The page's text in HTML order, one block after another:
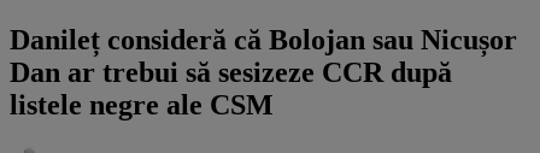
Danileț consideră că Bolojan sau Nicușor
Dan ar trebui să sesizeze CCR după
listele negre ale CSM